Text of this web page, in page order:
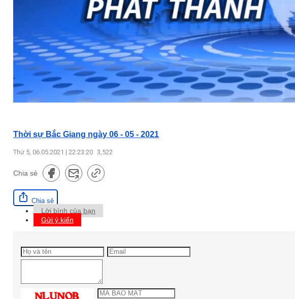
Thời sự Bắc Giang ngày 06 - 05 - 2021
Thứ 5, 06.05.2021 | 22:23:20 3,522
Chia sẻ
Chia sẻ
Lời bình của bạn
Gửi ý kiến